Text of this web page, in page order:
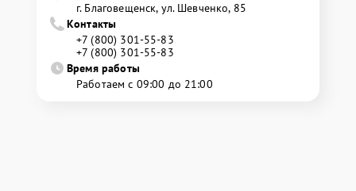
г. Благовещенск, ул. Шевченко, 85
Контакты
+7 (800) 301-55-83
+7 (800) 301-55-83
Время работы
Работаем с 09:00 до 21:00